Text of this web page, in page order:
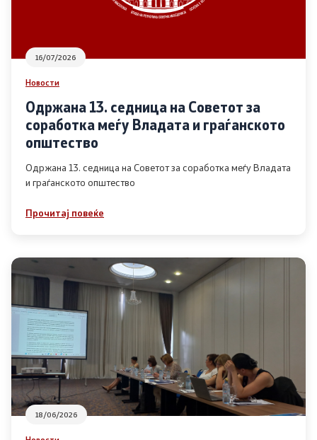
Извештаи
Список на ОЈИ
Контакт
Контакт
Линкови
Изјава за пристапност
Со еден клик до сите услуги
16/07/2026
Новости
Одржана 13. седница на Советот за
соработка меѓу Владата и граѓанското
општество
Одржана 13. седница на Советот за соработка меѓу Владата
и граѓанското општество
Прочитај повеќе
18/06/2026